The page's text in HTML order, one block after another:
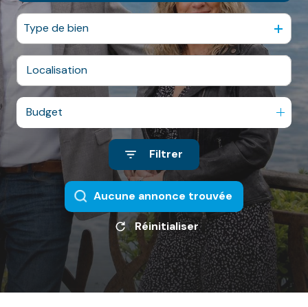
NOS
VILLES
DOSSIER DE
CANDIDATURE
NOS
PRESTATIONS
CONTACT
Type de bien
Budget
Filtrer
Aucune annonce trouvée
Réinitialiser